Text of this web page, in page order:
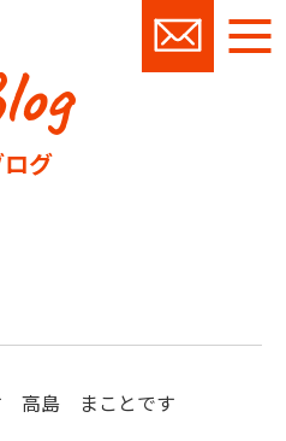
ログ
高島 まことです